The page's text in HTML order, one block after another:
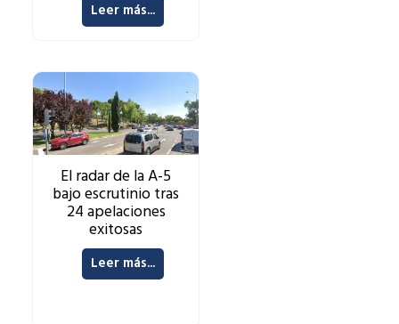
Leer más...
El radar de la A-5
bajo escrutinio tras
24 apelaciones
exitosas
Leer más...